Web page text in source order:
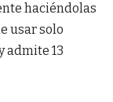
haciéndolas
usar solo
admite 13